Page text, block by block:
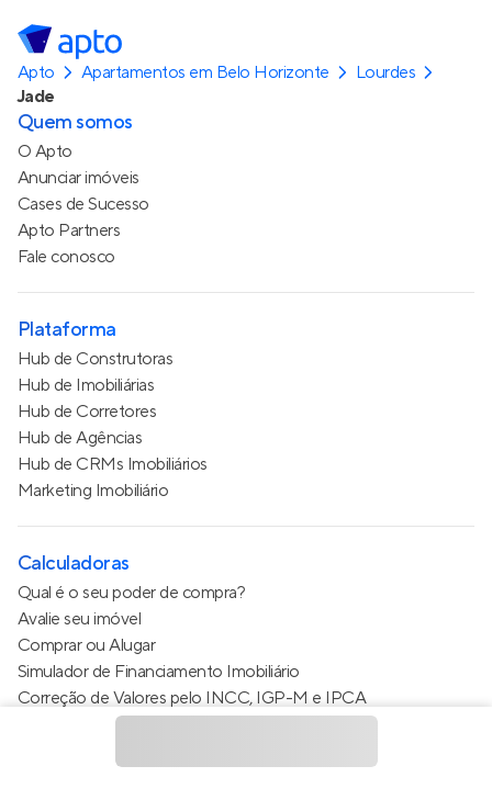
Apto Apartamentos em Belo Horizonte
Lourdes
Jade
Quem somos
O Apto
Anunciar imóveis
Cases de Sucesso
Apto Partners
Fale conosco
Plataforma
Hub de Construtoras
Hub de Imobiliárias
Hub de Corretores
Hub de Agências
Hub de CRMs Imobiliários
Marketing Imobiliário
Calculadoras
Qual é o seu poder de compra?
Avalie seu imóvel
Comprar ou Alugar
Simulador de Financiamento Imobiliário
Correção de Valores pelo INCC, IGP-M e IPCA
Estimativa de valor do condomínio